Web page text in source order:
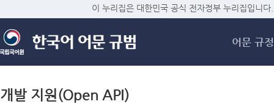
메
이 누리집은 대한민국 공식 전자정부 누리집입니다.
어문 규정
개발 지원(Open API)